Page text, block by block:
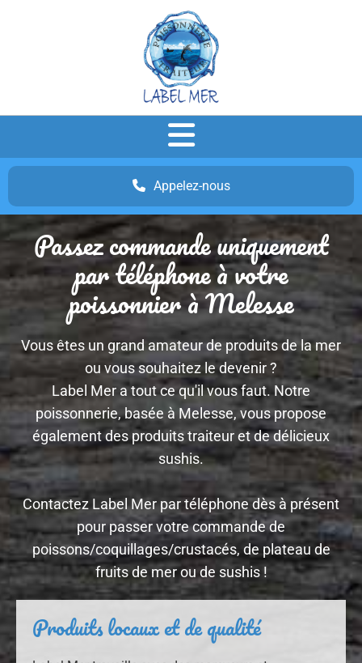
Appelez-nous
Passez commande uniquement
par téléphone à votre
poissonnier à Melesse
Vous êtes un grand amateur de produits de la mer
ou vous souhaitez le devenir ?
Label Mer a tout ce qu'il vous faut. Notre
poissonnerie, basée à Melesse, vous propose
également des produits traiteur et de délicieux
sushis.
Contactez Label Mer par téléphone dès à présent
pour passer votre commande de
poissons/coquillages/crustacés, de plateau de
fruits de mer ou de sushis !
Produits locaux et de qualité